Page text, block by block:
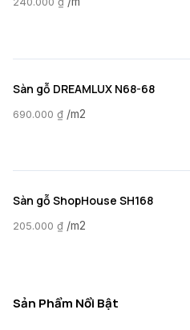
Sàn gỗ DREAMLUX N68-68
690.000 ₫ /m2
Sàn gỗ ShopHouse SH168
205.000 ₫ /m2
Sản Phẩm Nổi Bật